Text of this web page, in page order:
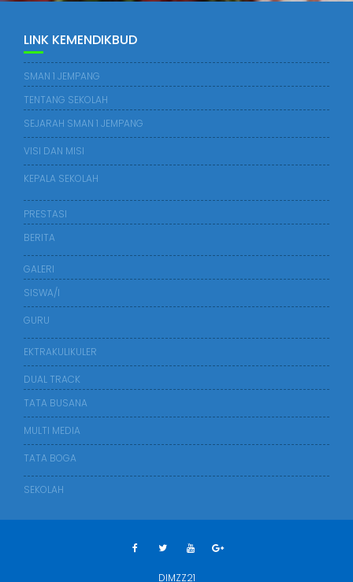
LINK KEMENDIKBUD
SMAN 1 JEMPANG
TENTANG SEKOLAH
SEJARAH SMAN 1 JEMPANG
VISI DAN MISI
KEPALA SEKOLAH
PRESTASI
BERITA
GALERI
SISWA/I
GURU
EKTRAKULIKULER
DUAL TRACK
TATA BUSANA
MULTI MEDIA
TATA BOGA
SEKOLAH
DIMZZ21